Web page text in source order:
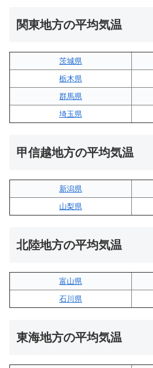
関東地方の平均気温
茨城県
栃木県
群馬県
埼玉県
甲信越地方の平均気温
新潟県
山梨県
北陸地方の平均気温
富山県
石川県
東海地方の平均気温